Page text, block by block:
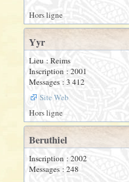
Hors ligne
Yyr
Lieu : Reims
Inscription : 2001
Messages : 3 412
Site Web
Hors ligne
Beruthiel
Inscription : 2002
Messages : 248